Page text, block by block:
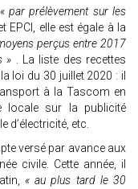
« par prélèvement sur les
elle est égale à la
perçus entre 2017
» . La liste des recettes
loi du 30 juillet 2020 : il
à la Tascom en
locale sur la publicité
d’électricité, etc.
versé par avance aux
civile. Cette année, il
« au plus tard le 30